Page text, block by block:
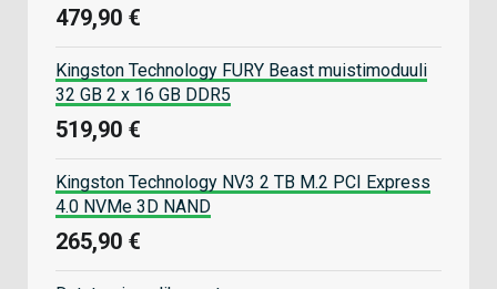
479,90 €
Kingston Technology FURY Beast muistimoduuli
32 GB 2 x 16 GB DDR5
519,90 €
Kingston Technology NV3 2 TB M.2 PCI Express
4.0 NVMe 3D NAND
265,90 €